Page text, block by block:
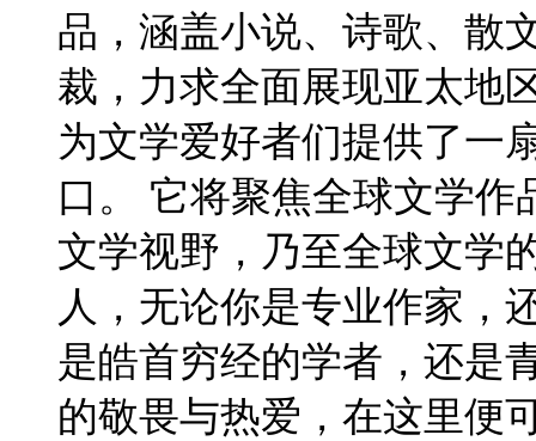
品，涵盖小说、诗歌、散
裁，力求全面展现亚太地
为文学爱好者们提供了一
口。 它将聚焦全球文学
文学视野，乃至全球文学
人，无论你是专业作家，
是皓首穷经的学者，还是
的敬畏与热爱，在这里便